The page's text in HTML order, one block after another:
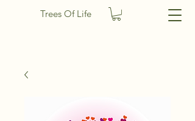
Trees Of Life